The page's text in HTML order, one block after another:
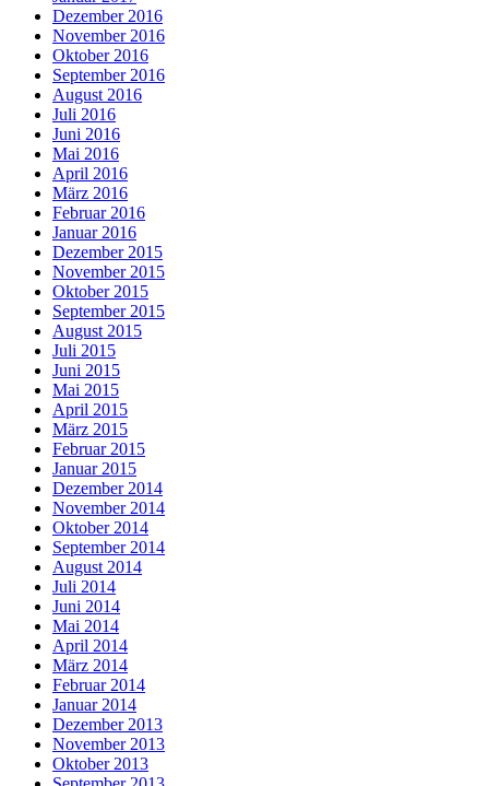
Dezember 2016
November 2016
Oktober 2016
September 2016
August 2016
Juli 2016
Juni 2016
Mai 2016
April 2016
März 2016
Februar 2016
Januar 2016
Dezember 2015
November 2015
Oktober 2015
September 2015
August 2015
Juli 2015
Juni 2015
Mai 2015
April 2015
März 2015
Februar 2015
Januar 2015
Dezember 2014
November 2014
Oktober 2014
September 2014
August 2014
Juli 2014
Juni 2014
Mai 2014
April 2014
März 2014
Februar 2014
Januar 2014
Dezember 2013
November 2013
Oktober 2013